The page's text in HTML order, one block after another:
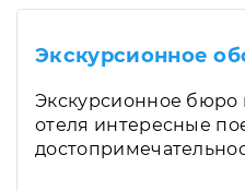
Экскурсионное
Экскурсионное бюро
отеля интересные